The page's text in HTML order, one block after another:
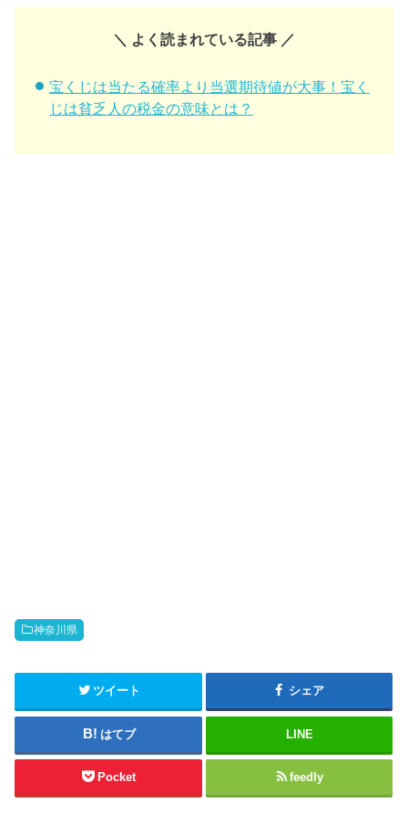
＼ よく読まれている記事 ／
宝くじは当たる確率より当選期待値が大事！宝く
じは貧乏人の税金の意味とは？
神奈川県
ツイート シェア
はてブ LINE
Pocket feedly